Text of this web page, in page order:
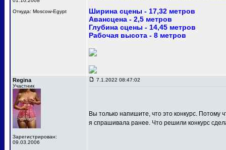
Откуда: Moscow-Egypt
Ширина сцены - 17,32 метров
Авансцена - 2,5 метров
Глубина сцены - 14,45 метров
Рабочая высота - 8 метров
Regina
Участник
Зарегистрирован:
09.03.2006
7.1.2022 08:47:02
Вы только напишите, что это конкурс. Потому
я спрашивала ранее. Что решили конкурс